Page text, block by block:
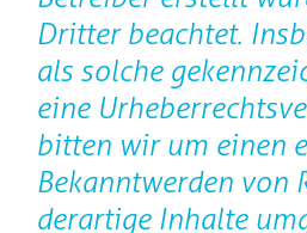
Dritter beachtet.
als solche
eine
bitten wir um einen
Bekanntwerden von
derartige Inhalte